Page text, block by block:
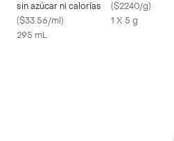
sin azúcar ni calorías
($33.56/ml)
295 mL
($2240/g)
1 X 5 g